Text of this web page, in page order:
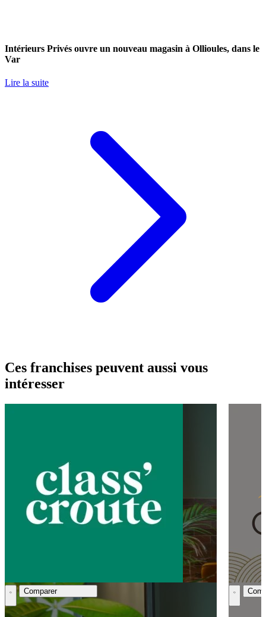
Intérieurs Privés ouvre un nouveau magasin à Ollioules, dans le
Var
Lire la suite
Ces franchises peuvent aussi vous
intéresser
Comparer